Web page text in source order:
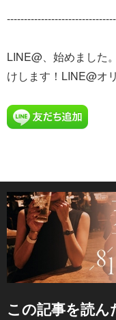
LINE@、始めました
けします！LINE@オ
この記事を読